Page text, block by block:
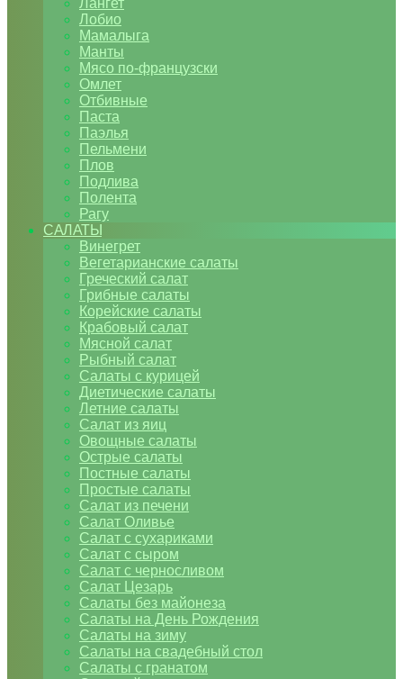
Лангет
Лобио
Мамалыга
Манты
Мясо по-французски
Омлет
Отбивные
Паста
Паэлья
Пельмени
Плов
Подлива
Полента
Рагу
САЛАТЫ
Винегрет
Вегетарианские салаты
Греческий салат
Грибные салаты
Корейские салаты
Крабовый салат
Мясной салат
Рыбный салат
Салаты с курицей
Диетические салаты
Летние салаты
Салат из яиц
Овощные салаты
Острые салаты
Постные салаты
Простые салаты
Салат из печени
Салат Оливье
Салат с сухариками
Салат с сыром
Салат с черносливом
Салат Цезарь
Салаты без майонеза
Салаты на День Рождения
Салаты на зиму
Салаты на свадебный стол
Салаты с гранатом